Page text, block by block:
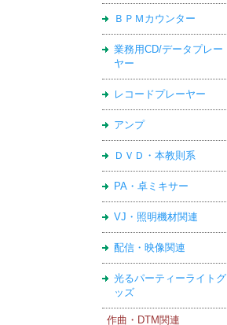
ＢＰＭカウンター
業務用CD/データプレー
ヤー
レコードプレーヤー
アンプ
ＤＶＤ・本教則系
PA・卓ミキサー
VJ・照明機材関連
配信・映像関連
光るパーティーライトグ
ッズ
作曲・DTM関連